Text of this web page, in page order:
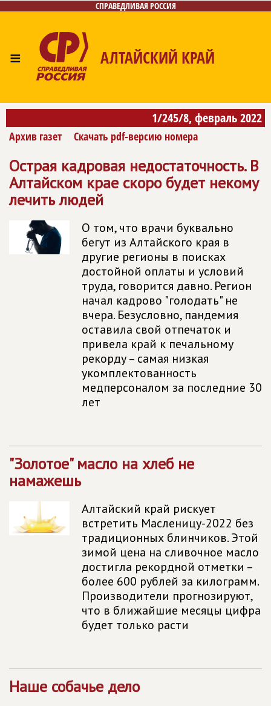
СПРАВЕДЛИВАЯ РОССИЯ
≡ АЛТАЙСКИЙ КРАЙ
Главная Новости Лица Фото/Видео
Газета
Контакты1/245/8, февраль 2022
Архив газет Скачать pdf-версию номера
Острая кадровая недостаточность. В
Алтайском крае скоро будет некому
лечить людей
О том, что врачи буквально
бегут из Алтайского края в
другие регионы в поисках
достойной оплаты и условий
труда, говорится давно. Регион
начал кадрово "голодать" не
вчера. Безусловно, пандемия
оставила свой отпечаток и
привела край к печальному
рекорду – самая низкая
укомплектованность
медперсоналом за последние 30
лет
"Золотое" масло на хлеб не
намажешь
Алтайский край рискует
встретить Масленицу-2022 без
традиционных блинчиков. Этой
зимой цена на сливочное масло
достигла рекордной отметки –
более 600 рублей за килограмм.
Производители прогнозируют,
что в ближайшие месяцы цифра
будет только расти
Наше собачье дело